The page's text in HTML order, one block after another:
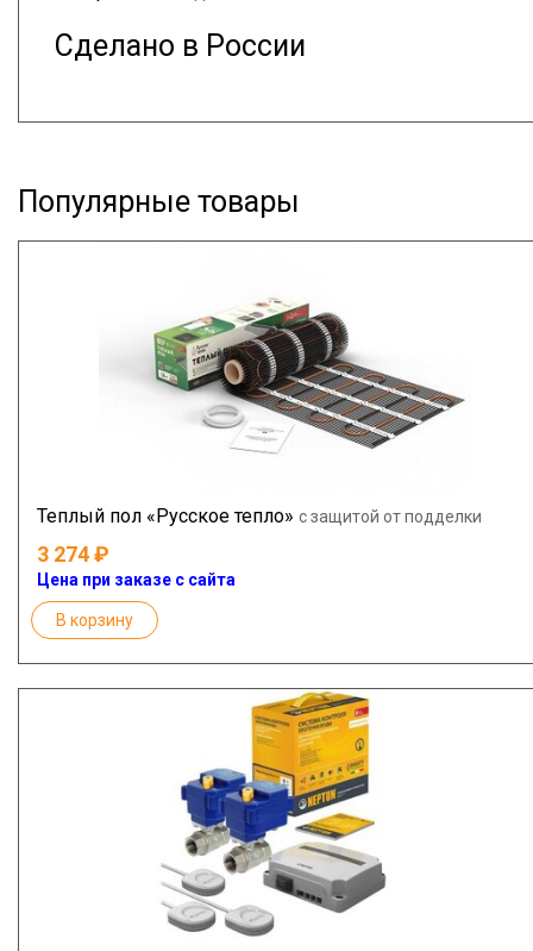
Сделано в России
Популярные товары
Теплый пол «Русское тепло» с защитой от подделки
3 274
Цена при заказе с сайта
В корзину